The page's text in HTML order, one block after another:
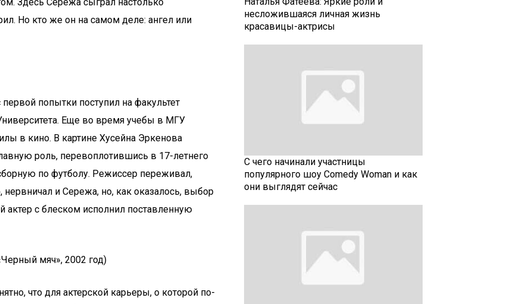
Но кто же он на самом деле: ангел или
попытки поступил на факультет
Еще во время учебы в МГУ
в кино. В картине Хусейна Эркенова
роль, перевоплотившись в 17-летнего
по футболу. Режиссер переживал,
и Сережа, но, как оказалось, выбор
с блеском исполнил поставленную
мяч», 2002 год)
что для актерской карьеры, о которой по-
несложившаяся личная жизнь
красавицы-актрисы
С чего начинали участницы
популярного шоу Comedy Woman и как
они выглядят сейчас